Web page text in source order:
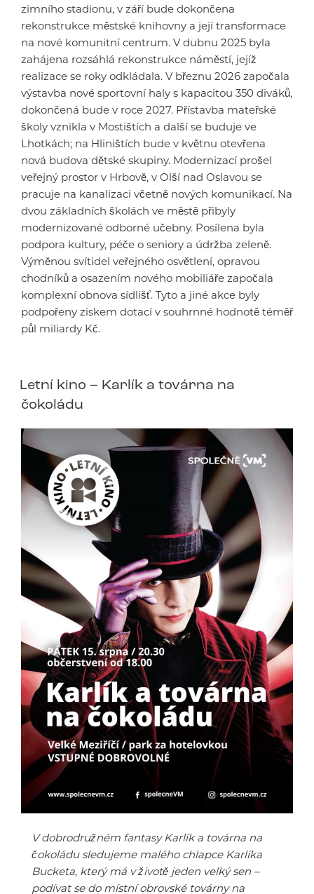
zimního stadionu, v září bude dokončena
rekonstrukce městské knihovny a její transformace
na nové komunitní centrum. V dubnu 2025 byla
zahájena rozsáhlá rekonstrukce náměstí, jejíž
realizace se roky odkládala. V březnu 2026 započala
výstavba nové sportovní haly s kapacitou 350 diváků,
dokončená bude v roce 2027. Přístavba mateřské
školy vznikla v Mostištích a další se buduje ve
Lhotkách; na Hliništích bude v květnu otevřena
nová budova dětské skupiny. Modernizací prošel
veřejný prostor v Hrbově, v Olší nad Oslavou se
pracuje na kanalizaci včetně nových komunikací. Na
dvou základních školách ve městě přibyly
modernizované odborné učebny. Posílena byla
podpora kultury, péče o seniory a údržba zeleně.
Výměnou svítidel veřejného osvětlení, opravou
chodníků a osazením nového mobiliáře započala
komplexní obnova sídlišť. Tyto a jiné akce byly
podpořeny ziskem dotací v souhrnné hodnotě téměř
půl miliardy Kč.
Letní kino – Karlík a továrna na
čokoládu
V dobrodružném fantasy Karlík a továrna na
čokoládu sledujeme malého chlapce Karlíka
Bucketa, který má v životě jeden velký sen –
podívat se do místní obrovské továrny na